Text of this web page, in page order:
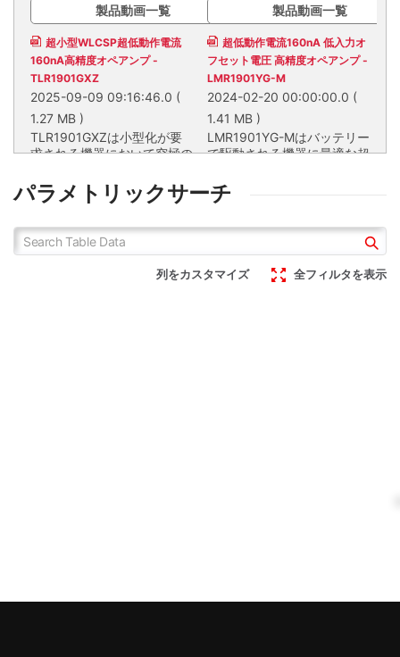
製品動画一覧
超小型WLCSP超低動作電流
160nA高精度オペアンプ -
TLR1901GXZ
2025-09-09 09:16:46.0 (
1.27 MB )
TLR1901GXZは小型化が要
求される機器において究極の
WLCSPオペアンプです。さ
らに超低電流動作の実現によ
型機器のセンシングアプリケ
ーションに最適です。
TLR1901GXZは小型化が要
求される機器において究極の
WLCSPオペアンプです。さ
らに超低電流動作の実現によ
り、バッテリー駆動される小
製品動画一覧
超低動作電流160nA 低入力オ
フセット電圧 高精度オペアンプ -
LMR1901YG-M
2024-02-20 00:00:00.0 (
1.41 MB )
LMR1901YG-Mはバッテリー
で駆動される機器に最適な超
電源電圧、温度変化による動
作電流の変化が少なく、ま
優れた入力オフセット電圧特
性を有しているため、センシ
ングに限らず幅広いアプリケ
ーションで採用可能です。
LMR1901YG-Mはバッテリー
で駆動される機器に最適な超
電源電圧、温度変化による動
作電流の変化が少なく、ま
た、超低電流品でありながら
パラメトリックサーチ
列をカスタマイズ 全フィルタを表示